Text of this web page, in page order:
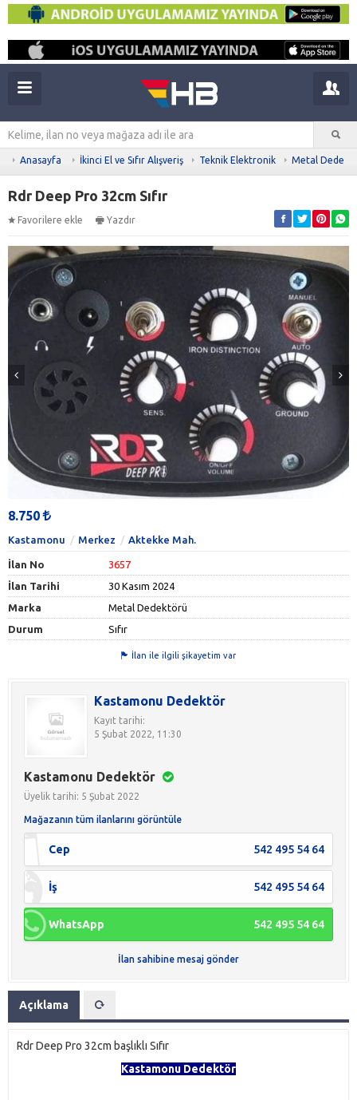
Anasayfa İkinci El ve Sıfır Alışveriş Teknik Elektronik Metal
Rdr Deep Pro 32cm Sıfır
Favorilere ekle Yazdır
8.750
Kastamonu Merkez Aktekke Mah.
İlan No
3657
İlan Tarihi
30 Kasım 2024
Marka
Metal Dedektörü
Durum
Sıfır
İlan ile ilgili şikayetim var
Kastamonu Dedektör
Kayıt tarihi:
5 Şubat 2022, 11:30
Kastamonu Dedektör
Üyelik tarihi: 5 Şubat 2022
Mağazanın tüm ilanlarını görüntüle
Cep 542 495 54 64
İş 542 495 54 64
WhatsApp 542 495 54 64
İlan sahibine mesaj gönder
Açıklama
Rdr Deep Pro 32cm başlıklı Sıfır
Kastamonu Dedektör